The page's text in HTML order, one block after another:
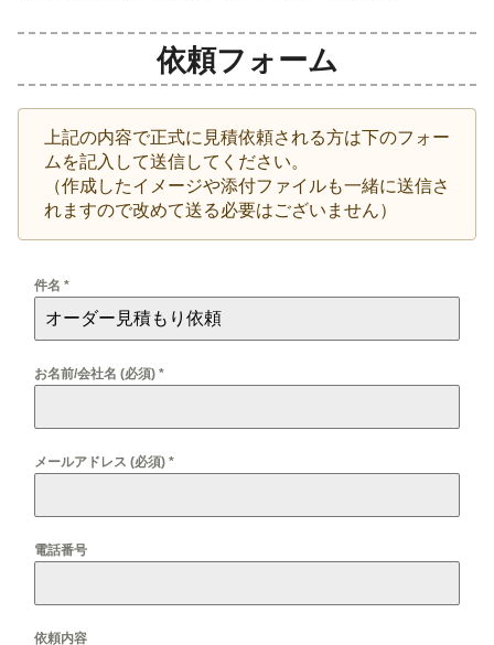
依頼フォーム
上記の内容で正式に見積依頼される方は下のフォー
ムを記入して送信してください。
（作成したイメージや添付ファイルも一緒に送信さ
れますので改めて送る必要はございません）
件名 *
お名前/会社名 (必須) *
メールアドレス (必須) *
電話番号
依頼内容